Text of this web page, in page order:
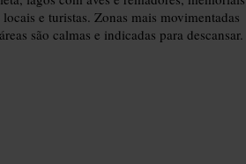
e turistas. Zonas mais movimentadas
são calmas e indicadas para descansar.